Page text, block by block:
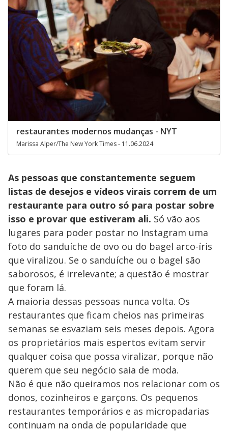
restaurantes modernos mudanças - NYT
Marissa Alper/The New York Times - 11.06.2024
As pessoas que constantemente seguem
listas de desejos e vídeos virais correm de um
restaurante para outro só para postar sobre
isso e provar que estiveram ali. Só vão aos
lugares para poder postar no Instagram uma
foto do sanduíche de ovo ou do bagel arco-íris
que viralizou. Se o sanduíche ou o bagel são
saborosos, é irrelevante; a questão é mostrar
que foram lá.
A maioria dessas pessoas nunca volta. Os
restaurantes que ficam cheios nas primeiras
semanas se esvaziam seis meses depois. Agora
os proprietários mais espertos evitam servir
qualquer coisa que possa viralizar, porque não
querem que seu negócio saia de moda.
Não é que não queiramos nos relacionar com os
donos, cozinheiros e garçons. Os pequenos
restaurantes temporários e as micropadarias
continuam na onda de popularidade que